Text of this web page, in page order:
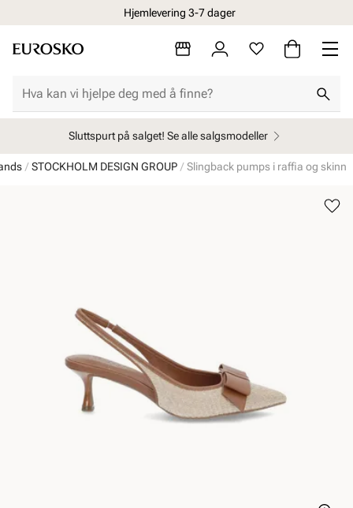
Hjemlevering 3-7 dager
Sluttspurt på salget! Se alle salgsmodeller
STOCKHOLM DESIGN GROUP Slingback pumps i raffia og skinn